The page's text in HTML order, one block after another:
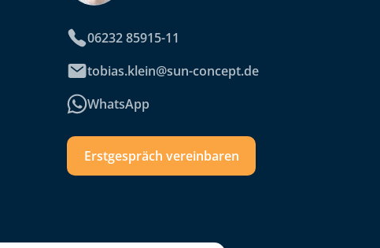
06232 85915-11
tobias.klein@sun-concept.de
WhatsApp
Erstgespräch vereinbaren